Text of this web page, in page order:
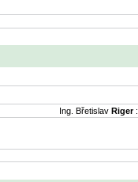
Ing. Břetislav Riger: